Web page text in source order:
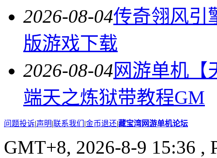
2026-08-04传奇翎风引
版游戏下载
2026-08-04网游单机【
端天之炼狱带教程GM
问题投诉|声明|联系我们 |金币退还|藏宝湾网游单机论坛
GMT+8, 2026-8-9 15:36 ,